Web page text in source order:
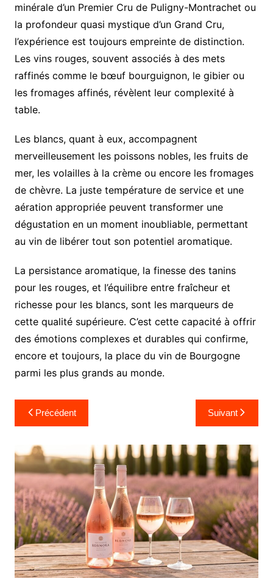
minérale d’un Premier Cru de Puligny-Montrachet ou
la profondeur quasi mystique d’un Grand Cru,
l’expérience est toujours empreinte de distinction.
Les vins rouges, souvent associés à des mets
raffinés comme le bœuf bourguignon, le gibier ou
les fromages affinés, révèlent leur complexité à
table.
Les blancs, quant à eux, accompagnent
merveilleusement les poissons nobles, les fruits de
mer, les volailles à la crème ou encore les fromages
de chèvre. La juste température de service et une
aération appropriée peuvent transformer une
dégustation en un moment inoubliable, permettant
au vin de libérer tout son potentiel aromatique.
La persistance aromatique, la finesse des tanins
pour les rouges, et l’équilibre entre fraîcheur et
richesse pour les blancs, sont les marqueurs de
cette qualité supérieure. C’est cette capacité à offrir
des émotions complexes et durables qui confirme,
encore et toujours, la place du vin de Bourgogne
parmi les plus grands au monde.
Navigation
de
l’article
Précédent Suivant